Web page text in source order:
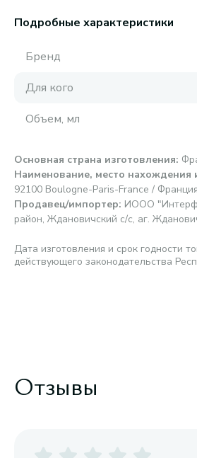
Подробные характеристики
Бренд
Для кого
Объем, мл
Основная страна изготовления:
Наименование, место нахождения
92100 Boulogne-Paris-France / Франция
Продавец/импортер: ИООО
район, Ждановичский с/с, аг.
Дата изготовления и срок годности
действующего законодательства
Отзывы